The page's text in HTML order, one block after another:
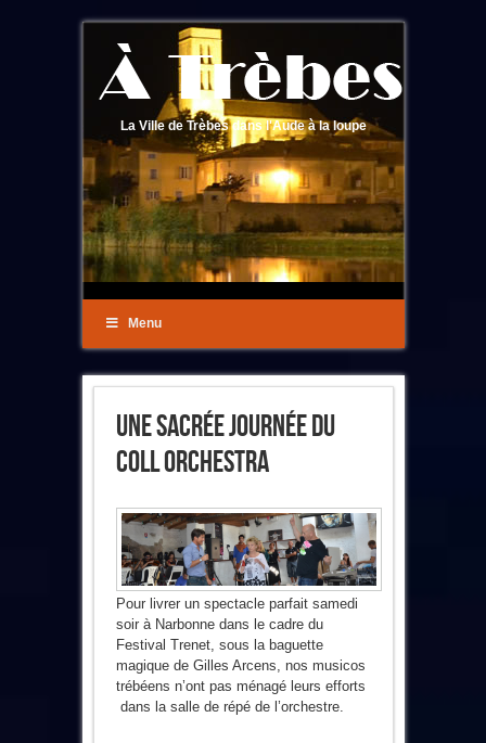
La Ville de Trèbes dans l'Aude à la loupe
Menu
Une Sacrée Journée Du
Coll Orchestra
Pour livrer un spectacle parfait samedi
soir à Narbonne dans le cadre du
Festival Trenet, sous la baguette
magique de Gilles Arcens, nos musicos
trébéens n’ont pas ménagé leurs efforts
dans la salle de répé de l’orchestre.